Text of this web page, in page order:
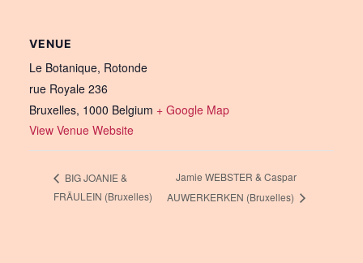
VENUE
Le Botanique, Rotonde
rue Royale 236
Bruxelles, 1000 Belgium + Google Map
View Venue Website
BIG JOANIE &
FRÄULEIN (Bruxelles)
Jamie WEBSTER & Caspar
AUWERKERKEN (Bruxelles)